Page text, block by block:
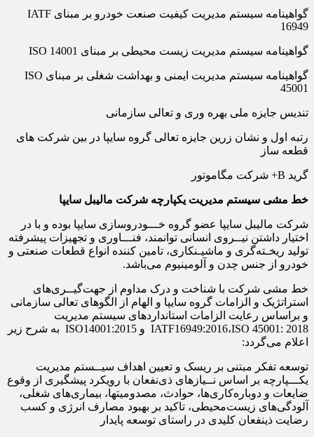
گواهینامه سیستم مدیریت کیفیت صنعت خودرو بر مبنای IATF
16949
گواهینامه سیستم مدیریت زیست­ محیطی بر مبنای ISO 14001
گواهینامه سیستم مدیریت ایمنی و بهداشت شغلی بر مبنای ISO
45001
تندیس جایزه ملی بهره­ وری و تعالی سازمانی
رتبه اول و نشان زرین جایزه تعالی گروه سایپا در بین شرکت­ های
قطعه­ ساز
گرید B+ شرکت مگاموتور
خط مشی سیستم مدیریت یکپارچه شرکت مالیبل سایپا
شرکت مالیبل سایپا عضو گروه خـــودروسازی سایپا بوده و با در
اختیار داشتن نیــروی انسانی توانمند، فنـــاوری و تجهیزات پیشرفته
تولید ریخـته‌گری و ماشیـنکاری، تامین کننده انواع قطعات صنعتی و
خودرو از جنس چدن و آلومینیوم می‌باشد.
خط‎ مشی شرکت با شناخت و درک مداوم از جهت‌گیــری‌های
استراتژیک و الزامات گروه سایپا و الهام از الگوهای تعالی سازمانی
و براساس رعایت الزامات استانداردهای سیستم مدیریت
IATF16949:2016،ISO 45001: 2018 و ISO14001:2015 به شرح زیر
اعلام می‌گردد:
توسعه تفکر مبتنی بر ریسک و تعیین اهداف سیــستم مدیریت
یکـــپارچه بر اساس نــیازهای ذی‌نفعان با رویکرد پیشگیری از وقوع
ضایعات و دوباره‌کاری‌ها، حوادث، مصدومیت‎ها، بیماری‌های شغلی،
آلودگی‌های زیست‌محیطی، تاکید بر بهبود مصارف انرژی و کسب
رضایت ذینفعان کلیدی در راستای توسعه پایدار